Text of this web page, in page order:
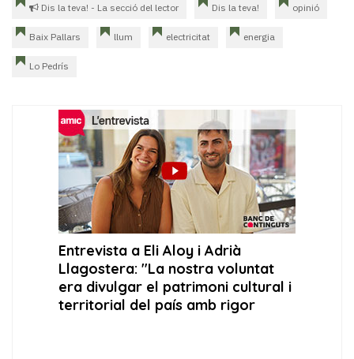
Dis la teva! - La secció del lector Dis la teva! opinió
Baix Pallars llum electricitat energia
Lo Pedrís